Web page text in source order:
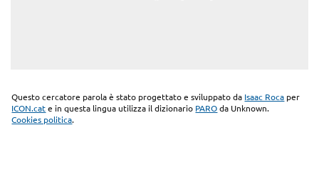
Questo cercatore parola è stato progettato e sviluppato da Isaac Roca per
ICON.cate in questa lingua utilizza il dizionario PAROda Unknown.
Cookies politica.